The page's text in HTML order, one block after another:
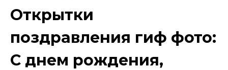
Открытки
поздравления гиф фото:
С днем рождения,